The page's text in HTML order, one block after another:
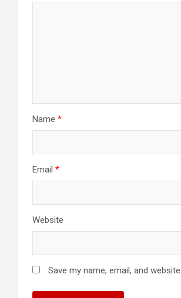
Name *
Email *
Website
Save my name, email, and